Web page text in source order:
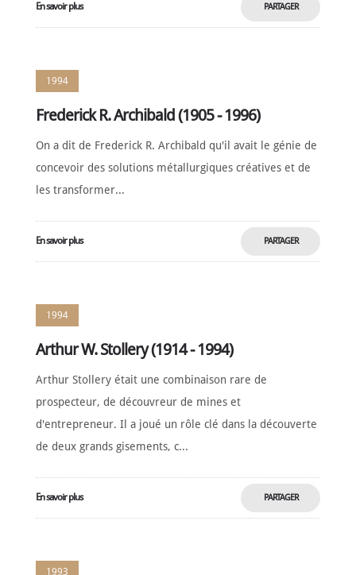
En savoir plus PARTAGER
1994
Frederick R. Archibald (1905 - 1996)
On a dit de Frederick R. Archibald qu'il avait le génie de
concevoir des solutions métallurgiques créatives et de
les transformer...
En savoir plus PARTAGER
1994
Arthur W. Stollery (1914 - 1994)
Arthur Stollery était une combinaison rare de
prospecteur, de découvreur de mines et
d'entrepreneur. Il a joué un rôle clé dans la découverte
de deux grands gisements, c...
En savoir plus PARTAGER
1993